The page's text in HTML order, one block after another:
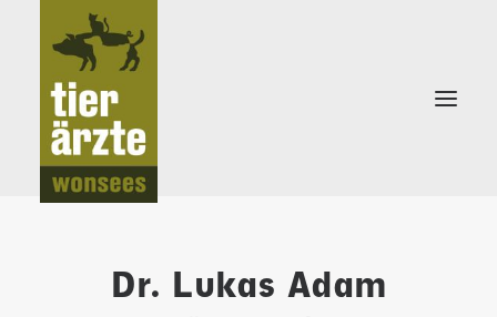
Dr. Lukas Adam